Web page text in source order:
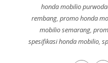
honda mobilio
rembang,promo honda
mobilio semarang,
spesifikasi honda mobilio,